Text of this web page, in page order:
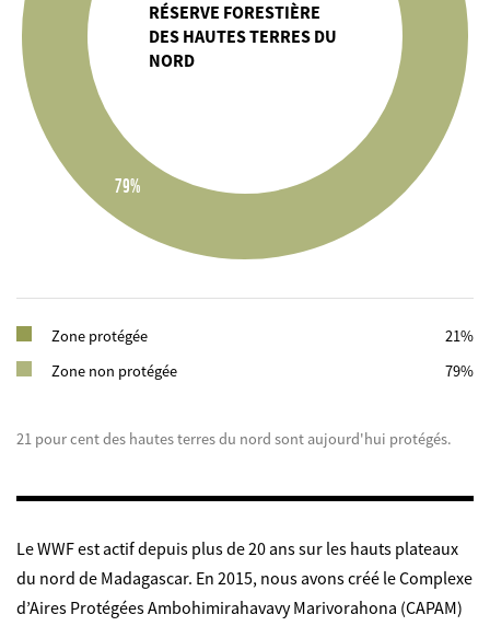
RÉSERVE FORESTIÈRE
DES HAUTES TERRES DU
NORD
79%
Zone protégée
21%
Zone non protégée
79%
21 pour cent des hautes terres du nord sont aujourd'hui protégés.
Le WWF est actif depuis plus de 20 ans sur les hauts plateaux
du nord de Madagascar. En 2015, nous avons créé le Complexe
d’Aires Protégées Ambohimirahavavy Marivorahona (CAPAM)